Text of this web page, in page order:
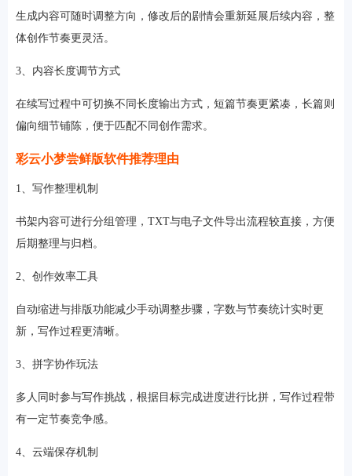
生成内容可随时调整方向，修改后的剧情会重新延展后续内容，整
体创作节奏更灵活。
3、内容长度调节方式
在续写过程中可切换不同长度输出方式，短篇节奏更紧凑，长篇则
偏向细节铺陈，便于匹配不同创作需求。
彩云小梦尝鲜版软件推荐理由
1、写作整理机制
书架内容可进行分组管理，TXT与电子文件导出流程较直接，方便
后期整理与归档。
2、创作效率工具
自动缩进与排版功能减少手动调整步骤，字数与节奏统计实时更
新，写作过程更清晰。
3、拼字协作玩法
多人同时参与写作挑战，根据目标完成进度进行比拼，写作过程带
有一定节奏竞争感。
4、云端保存机制